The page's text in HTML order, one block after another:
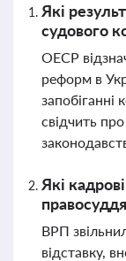
Які
судового
ОЕСР
реформ в
запобіганні
свідчить
Які
ВРП
відставку,